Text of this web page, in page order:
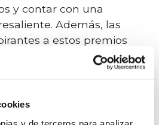
y contar con una
Además, las
a estos premios
de las cuestiones
economía del agua.